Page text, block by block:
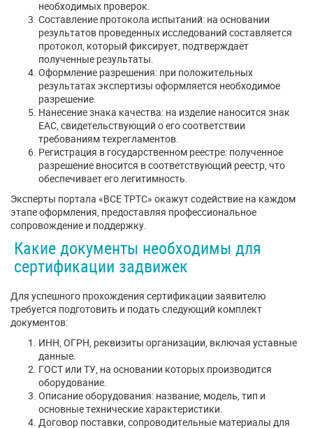
необходимых проверок.
Составление протокола испытаний: на основании
результатов проведенных исследований составляется
протокол, который фиксирует, подтверждает
полученные результаты.
Оформление разрешения: при положительных
результатах экспертизы оформляется необходимое
разрешение.
Нанесение знака качества: на изделие наносится знак
ЕАС, свидетельствующий о его соответствии
требованиям техрегламентов.
Регистрация в государственном реестре: полученное
разрешение вносится в соответствующий реестр, что
обеспечивает его легитимность.
Эксперты портала «ВСЕ ТРТС» окажут содействие на каждом
этапе оформления, предоставляя профессиональное
сопровождение и поддержку.
Какие документы необходимы для
сертификации задвижек
Для успешного прохождения сертификации заявителю
требуется подготовить и подать следующий комплект
документов:
ИНН, ОГРН, реквизиты организации, включая уставные
данные.
ГОСТ или ТУ, на основании которых производится
оборудование.
Описание оборудования: название, модель, тип и
основные технические характеристики.
Договор поставки, сопроводительные материалы для